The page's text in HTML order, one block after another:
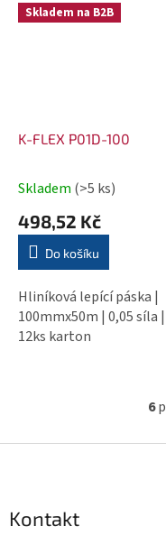
Skladem na B2B
K-FLEX P01D-100
Průměrné
hodnocení
produktu
5,0
z
5
hvězdiček.
Skladem (>5 ks)
498,52 Kč
Do košíku
Hliníková lepící páska |
100mmx50m | 0,05 síla
12ks karton
6
p
aKontakt